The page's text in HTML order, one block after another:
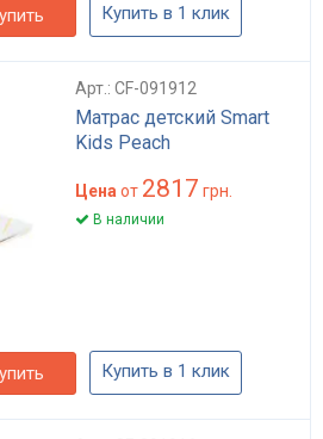
Купить в 1 клик
Арт.: CF-091912
Матрас детский Smart
Kids Peach
Цена от 2817 грн.
В наличии
Купить в 1 клик